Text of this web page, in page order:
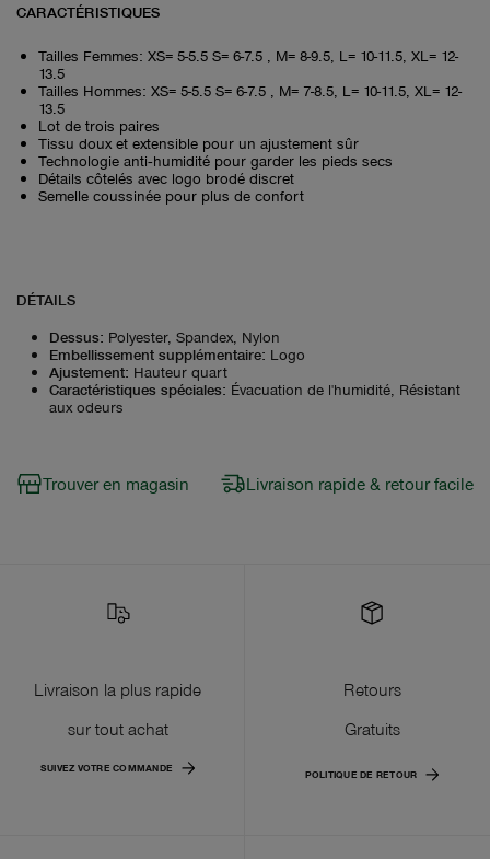
CARACTÉRISTIQUES
Tailles Femmes: XS= 5-5.5 S= 6-7.5 , M= 8-9.5, L= 10-11.5, XL= 12-
13.5
Tailles Hommes: XS= 5-5.5 S= 6-7.5 , M= 7-8.5, L= 10-11.5, XL= 12-
13.5
Lot de trois paires
Tissu doux et extensible pour un ajustement sûr
Technologie anti‑humidité pour garder les pieds secs
Détails côtelés avec logo brodé discret
Semelle coussinée pour plus de confort
DÉTAILS
Dessus: Polyester, Spandex, Nylon
Embellissement supplémentaire: Logo
Ajustement: Hauteur quart
Caractéristiques spéciales: Évacuation de l'humidité, Résistant
aux odeurs
Trouver en magasin Livraison rapide & retour facile
Livraison la plus rapide
sur tout achat
SUIVEZ VOTRE COMMANDE
Retours
Gratuits
POLITIQUE DE RETOUR